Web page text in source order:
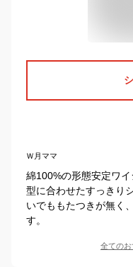
Ｗ月ママ
綿100%の形態安定ワ
型に合わせたすっきり
いでももたつきが無く
す。
全てのお